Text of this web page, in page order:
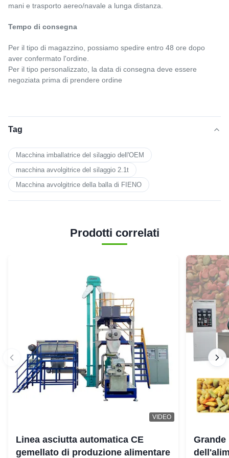
mani e trasporto aereo/navale a lunga distanza.
Tempo di consegna
Per il tipo di magazzino, possiamo spedire entro 48 ore dopo
aver confermato l'ordine.
Per il tipo personalizzato, la data di consegna deve essere
negoziata prima di prendere ordine
Tag
Macchina imballatrice del silaggio dell'OEM
macchina avvolgitrice del silaggio 2.1t
Macchina avvolgitrice della balla di FIENO
Prodotti correlati
VIDEO
Linea asciutta automatica CE
gemellato di produzione alimentare
Grande